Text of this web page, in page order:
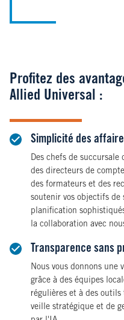
Profitez des
Allied Universal :
Simplicité des
Des chefs de succursale
des directeurs de
des formateurs et des
soutenir vos objectifs de
planification
la collaboration avec
Transparence sans
Nous vous donnons une
grâce à des équipes
régulières et à des
veille stratégique et de